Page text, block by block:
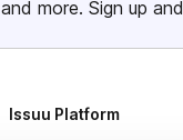
and more. Sign up and
Issuu Platform